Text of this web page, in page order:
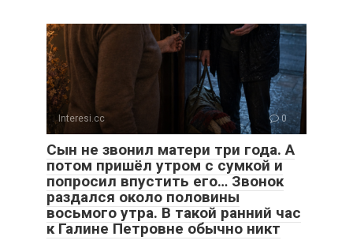
Interesi.cc 0
Сын не звонил матери три года. А
потом пришёл утром с сумкой и
попросил впустить его… Звонок
раздался около половины
восьмого утра. В такой ранний час
к Галине Петровне обычно никт